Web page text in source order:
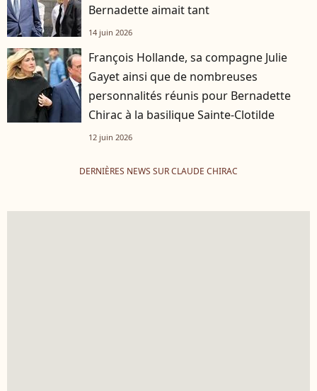
Bernadette aimait tant
14 juin 2026
François Hollande, sa compagne Julie
Gayet ainsi que de nombreuses
personnalités réunis pour Bernadette
Chirac à la basilique Sainte-Clotilde
12 juin 2026
DERNIÈRES NEWS SUR CLAUDE CHIRAC